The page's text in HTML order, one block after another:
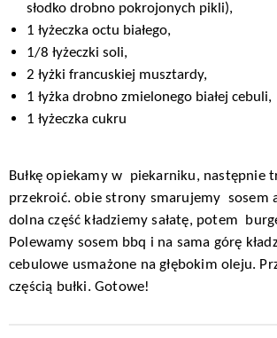
słodko drobno pokrojonych pikli),
1 łyżeczka octu białego,
1/8 łyżeczki soli,
2 łyżki francuskiej musztardy,
1 łyżka drobno zmielonego białej cebuli,
1 łyżeczka cukru
Bułkę opiekamy w piekarniku, następnie
przekroić. obie strony smarujemy sosem
dolna część kładziemy sałatę, potem
Polewamy sosem bbq i na sama górę
cebulowe usmażone na głębokim oleju.
częścią bułki. Gotowe!